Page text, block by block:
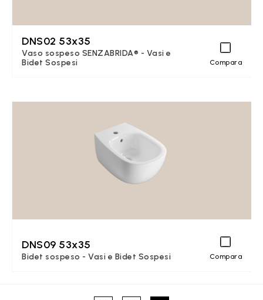
DNS02 53x35
Vaso sospeso SENZABRIDA® - Vasi e
Bidet Sospesi
Compara
DNS09 53x35
Bidet sospeso - Vasi e Bidet Sospesi Compara